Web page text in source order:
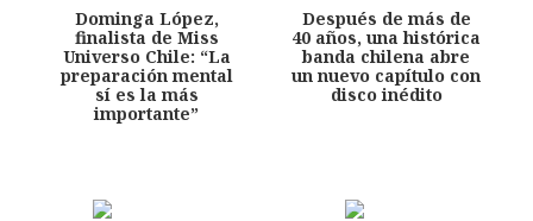
Dominga López,
finalista de Miss
Universo Chile: “La
preparación mental
sí es la más
importante”
Después de más de
40 años, una histórica
banda chilena abre
un nuevo capítulo con
disco inédito